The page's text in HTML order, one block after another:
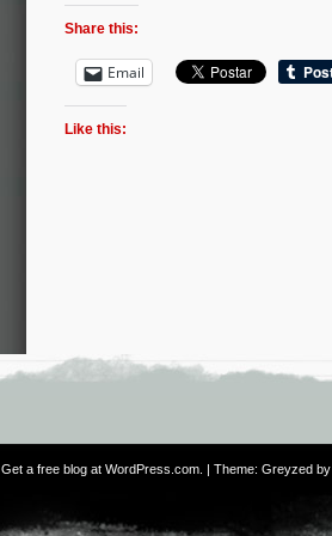
Share this:
Email
Like this:
Get a free blog at WordPress.com . | Theme: Greyzed by